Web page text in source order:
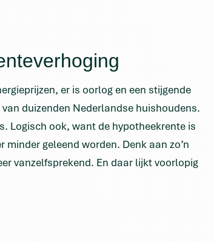
er is oorlog en een stijgende
duizenden Nederlandse huishoudens.
Logisch ook, want de hypotheekrente is
geleend worden. Denk aan zo’n
vanzelfsprekend. En daar lijkt voorlopig